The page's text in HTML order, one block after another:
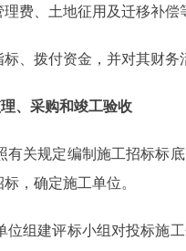
、土地征用及迁移补偿
拨付资金，并对其财务
、采购和竣工验收
规定编制施工招标标底
，确定施工单位。
建评标小组对投标施工